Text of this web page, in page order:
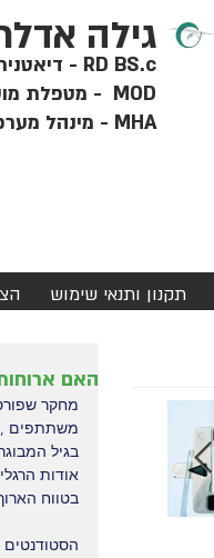
גילה
RD BS.c - דיאטנית קלינית וספורט
MOD - מטפלת מוסמכת ברפואה סינית, צמחי מרפא ודיקור סיני
MHA - מינהל מערכות בריאות
תקנון ותנאי שימוש
מהם הגורמים
האם
משתתפים
בטווח